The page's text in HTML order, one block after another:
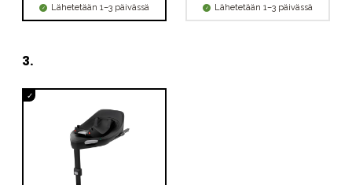
Lähetetään 1–3 päivässä Lähetetään 1–3 päivässä
3.